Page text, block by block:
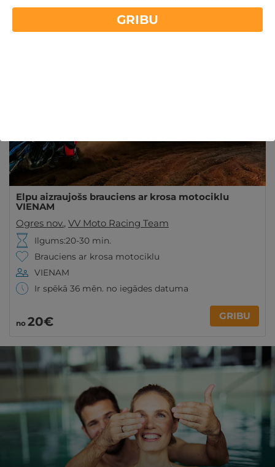
VV Moto Racing Team piedāvā izbaudīt motokrosa
adrenalīnu Elkšņu trasē Ogres novadā. Uzzini vairāk
Elpu aizraujošs brauciens ar krosa motociklu
VIENAM
Ogres nov., VV Moto Racing Team
Ilgums:20-30 min.
Brauciens ar krosa motociklu
VIENAM
Ir spēkā 36 mēn. no iegādes datuma
no 20€ GRIBU
GRIBU